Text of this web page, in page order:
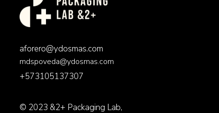
aforero@ydosmas.com
mdspoveda@ydosmas.com
+573105137307
© 2023 &2+ Packaging Lab,